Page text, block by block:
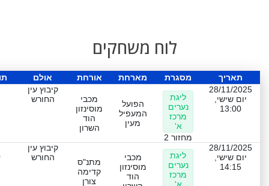
לוח משחקים
תאריך מסגרת מארחת אורחת אולם
28/11/2025
יום שישי,
13:00
ליגת
נערים
מרכז
א'
מחזור 2
הפועל
המעפיל
מעין
מכבי
מוסינזון
הוד
השרון
קיבוץ עין
החורש
28/11/2025
יום שישי,
14:15
ליגת
נערים
מרכז
מכבי
מוסינזון
הוד
מתנ"ס
קדימה
צורן
קיבוץ עין
החורש